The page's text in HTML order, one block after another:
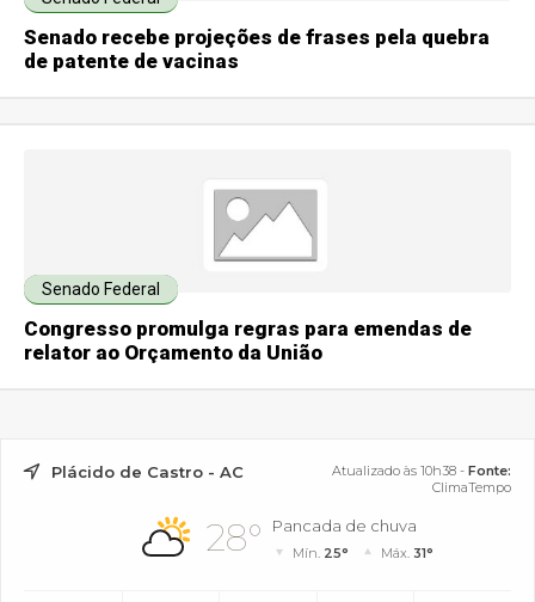
Senado recebe projeções de frases pela quebra
de patente de vacinas
Senado Federal
Congresso promulga regras para emendas de
relator ao Orçamento da União
Plácido de Castro - AC Atualizado às 10h38 - Fonte:
ClimaTempo
28° Pancada de chuva
Mín. 25° Máx. 31°